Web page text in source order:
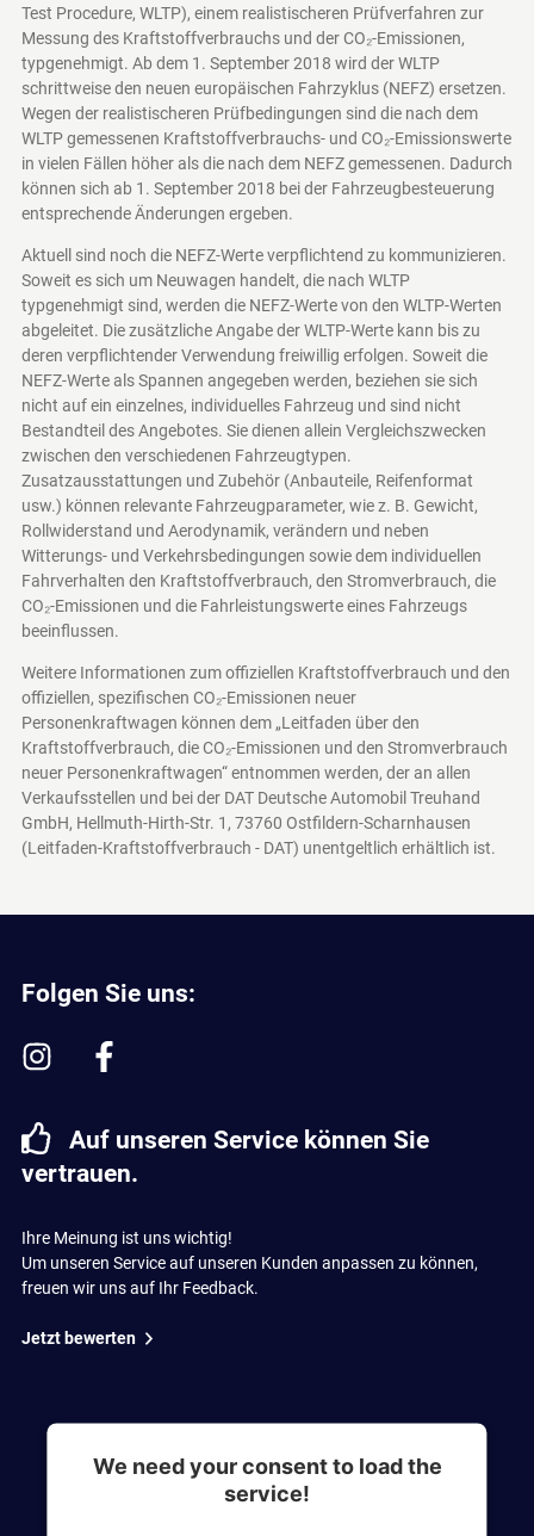
Test Procedure, WLTP), einem realistischeren Prüfverfahren zur
Messung des Kraftstoffverbrauchs und der CO₂-Emissionen,
typgenehmigt. Ab dem 1. September 2018 wird der WLTP
schrittweise den neuen europäischen Fahrzyklus (NEFZ) ersetzen.
Wegen der realistischeren Prüfbedingungen sind die nach dem
WLTP gemessenen Kraftstoffverbrauchs- und CO₂-Emissionswerte
in vielen Fällen höher als die nach dem NEFZ gemessenen. Dadurch
können sich ab 1. September 2018 bei der Fahrzeugbesteuerung
entsprechende Änderungen ergeben.
Aktuell sind noch die NEFZ-Werte verpflichtend zu kommunizieren.
Soweit es sich um Neuwagen handelt, die nach WLTP
typgenehmigt sind, werden die NEFZ-Werte von den WLTP-Werten
abgeleitet. Die zusätzliche Angabe der WLTP-Werte kann bis zu
deren verpflichtender Verwendung freiwillig erfolgen. Soweit die
NEFZ-Werte als Spannen angegeben werden, beziehen sie sich
nicht auf ein einzelnes, individuelles Fahrzeug und sind nicht
Bestandteil des Angebotes. Sie dienen allein Vergleichszwecken
zwischen den verschiedenen Fahrzeugtypen.
Zusatzausstattungen und Zubehör (Anbauteile, Reifenformat
usw.) können relevante Fahrzeugparameter, wie z. B. Gewicht,
Rollwiderstand und Aerodynamik, verändern und neben
Witterungs- und Verkehrsbedingungen sowie dem individuellen
Fahrverhalten den Kraftstoffverbrauch, den Stromverbrauch, die
CO₂-Emissionen und die Fahrleistungswerte eines Fahrzeugs
beeinflussen.
Weitere Informationen zum offiziellen Kraftstoffverbrauch und den
offiziellen, spezifischen CO₂-Emissionen neuer
Personenkraftwagen können dem „Leitfaden über den
Kraftstoffverbrauch, die CO₂-Emissionen und den Stromverbrauch
neuer Personenkraftwagen“ entnommen werden, der an allen
Verkaufsstellen und bei der DAT Deutsche Automobil Treuhand
GmbH, Hellmuth-Hirth-Str. 1, 73760 Ostfildern-Scharnhausen
(Leitfaden-Kraftstoffverbrauch - DAT) unentgeltlich erhältlich ist.
Folgen Sie uns:
Auf unseren Service können Sie
vertrauen.
Ihre Meinung ist uns wichtig!
Um unseren Service auf unseren Kunden anpassen zu können,
freuen wir uns auf Ihr Feedback.
Jetzt bewerten
We need your consent to load the
service!